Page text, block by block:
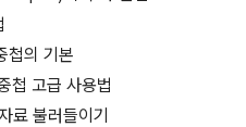
첩의 기본
첩 고급 사용법
료 불러들이기